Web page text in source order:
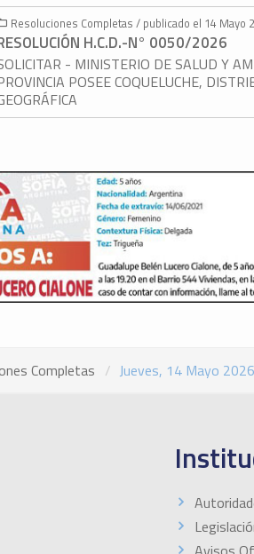
Resoluciones Completas / publicado el 14 Mayo
H.C.D.-N° 0050/2026
- MINISTERIO DE SALUD Y
POSEE COQUELUCHE,
Completas Jueves, 14 Mayo 2026